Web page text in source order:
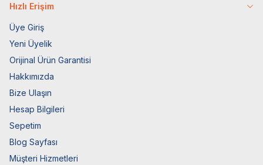
Hızlı Erişim
Üye Giriş
Yeni Üyelik
Orijinal Ürün Garantisi
Hakkımızda
Bize Ulaşın
Hesap Bilgileri
Sepetim
Blog Sayfası
Müşteri Hizmetleri